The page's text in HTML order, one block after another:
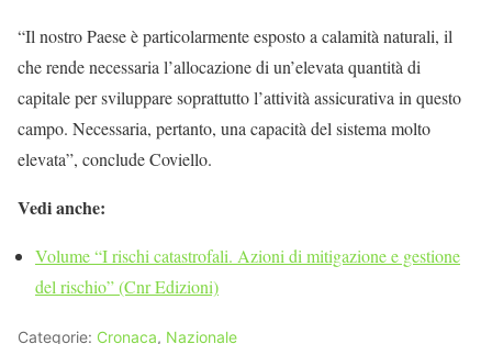
“Il nostro Paese è particolarmente esposto a calamità naturali, il
che rende necessaria l’allocazione di un’elevata quantità di
capitale per sviluppare soprattutto l’attività assicurativa in questo
campo. Necessaria, pertanto, una capacità del sistema molto
elevata”, conclude Coviello.
Vedi anche:
Volume “I rischi catastrofali. Azioni di mitigazione e gestione
del rischio” (Cnr Edizioni)
Categorie: Cronaca, Nazionale